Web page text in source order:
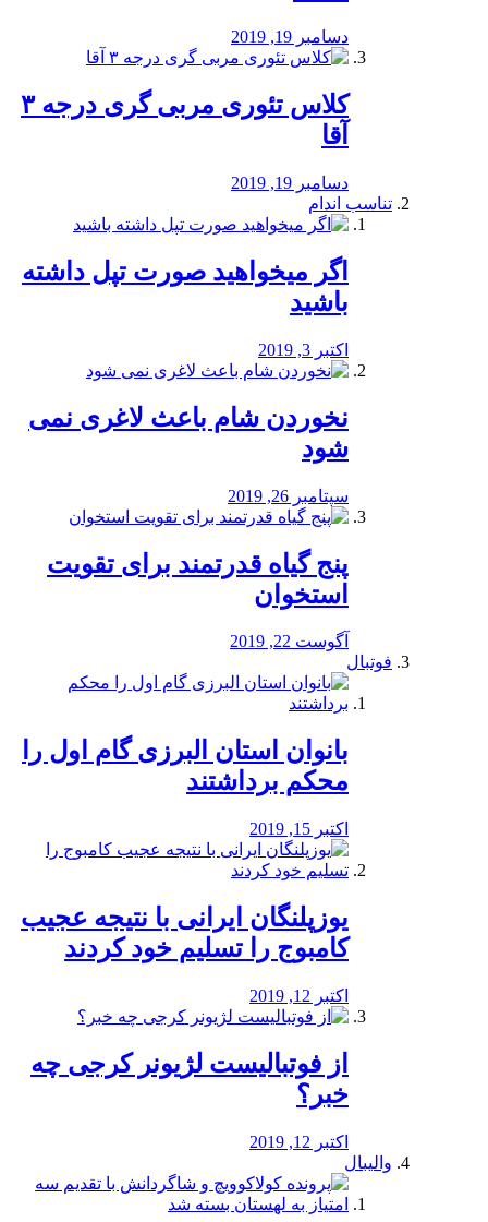
دسامبر 19, 2019
کلاس تئوری مربی گری درجه ۳
آقا
دسامبر 19, 2019
تناسب اندام
اگر میخواهید صورت تپل داشته
باشید
اکتبر 3, 2019
نخوردن شام باعث لاغری نمی
‌شود
سپتامبر 26, 2019
پنج گیاه قدرتمند برای تقویت
استخوان
آگوست 22, 2019
فوتبال
بانوان استان البرزی گام اول را
محكم برداشتند
اکتبر 15, 2019
یوزپلنگان ایرانی با نتیجه عجیب
کامبوج را تسلیم خود کردند
اکتبر 12, 2019
از فوتبالیست لژیونر کرجی چه
خبر؟
اکتبر 12, 2019
والیبال